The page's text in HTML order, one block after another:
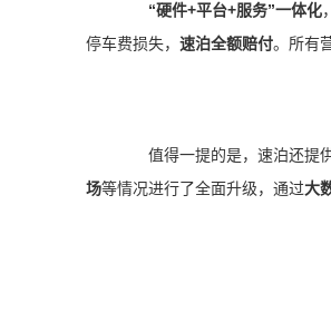
“硬件+平台+服务”一体化
停车费损失， 速泊全额赔付。所有
值得一提的是，速泊还提
场等情况进行了全面升级，通过大